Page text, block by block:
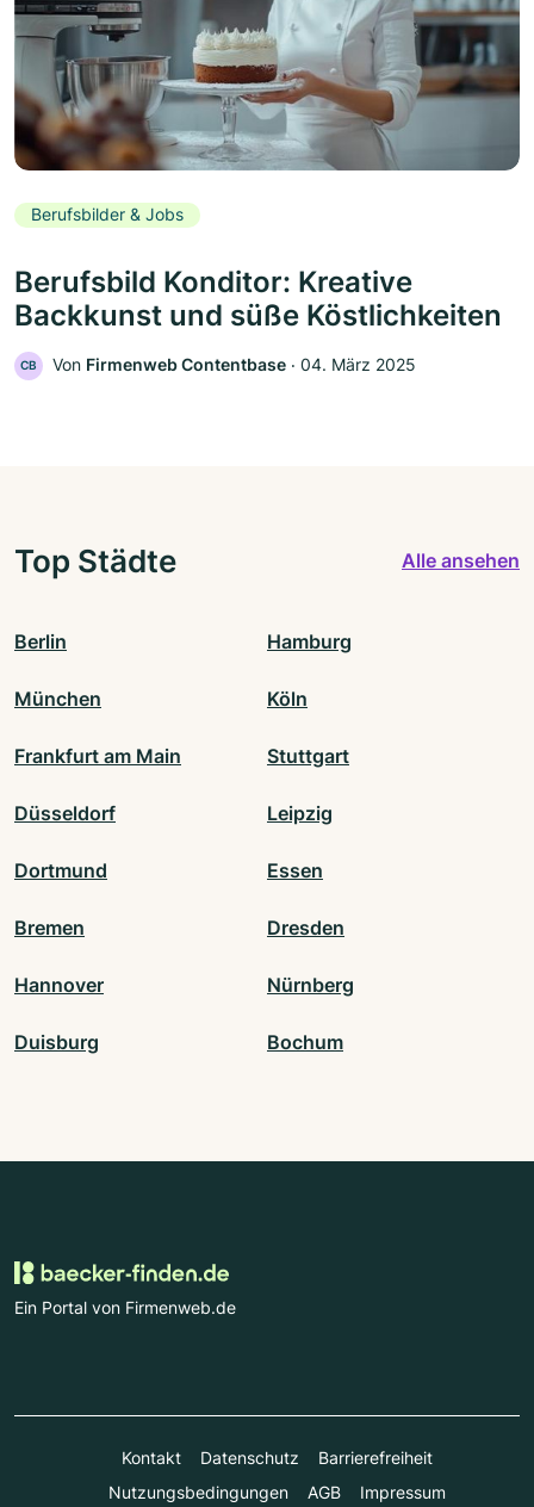
Berufsbilder & Jobs
Berufsbild Konditor: Kreative
Backkunst und süße Köstlichkeiten
CB Von Firmenweb Contentbase ‧ 04. März 2025
Top Städte Alle ansehen
Berlin Hamburg
München Köln
Frankfurt am Main Stuttgart
Düsseldorf Leipzig
Dortmund Essen
Bremen Dresden
Hannover Nürnberg
Duisburg Bochum
Ein Portal von Firmenweb.de
Kontakt Datenschutz
Barrierefreiheit
Nutzungsbedingungen
AGB Impressum